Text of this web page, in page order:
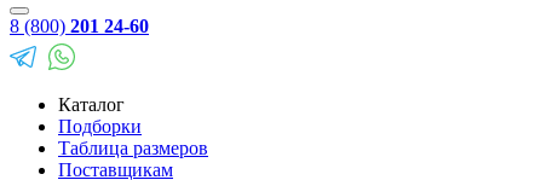
8 (800) 201 24-60
Каталог
Подборки
Таблица размеров
Поставщикам